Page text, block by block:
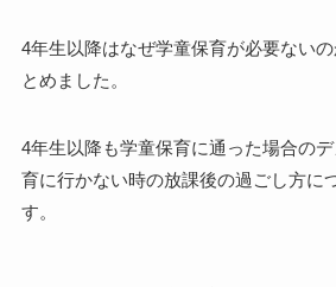
4年生以降はなぜ学童保育が必要ない
とめました。
4年生以降も学童保育に通った場合の
育に行かない時の放課後の過ごし方に
す。